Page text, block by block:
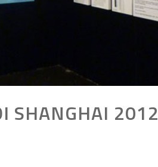
SHANGHAI 2012